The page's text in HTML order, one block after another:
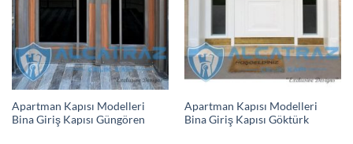
Apartman Kapısı Modelleri
Bina Giriş Kapısı Güngören
Apartman Kapısı Modelleri
Bina Giriş Kapısı Göktürk